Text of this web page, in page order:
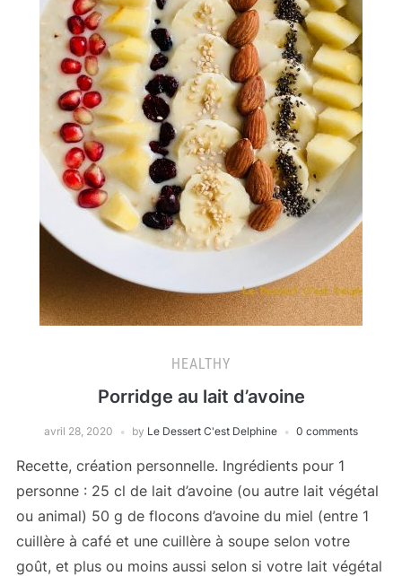
HEALTHY
Porridge au lait d’avoine
avril 28, 2020 by Le Dessert C'est Delphine 0 comments
Recette, création personnelle. Ingrédients pour 1
personne : 25 cl de lait d’avoine (ou autre lait végétal
ou animal) 50 g de flocons d’avoine du miel (entre 1
cuillère à café et une cuillère à soupe selon votre
goût, et plus ou moins aussi selon si votre lait végétal